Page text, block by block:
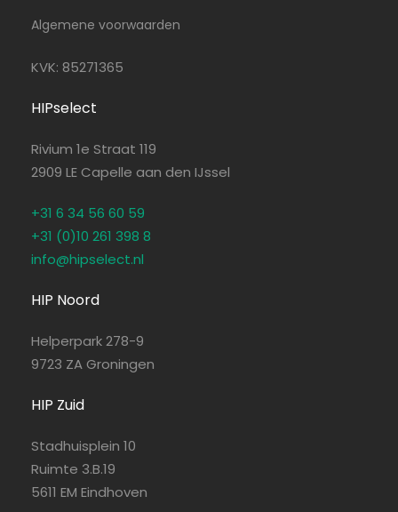
Algemene voorwaarden
KVK: 85271365
HIPselect
Rivium 1e Straat 119
2909 LE Capelle aan den IJssel
+31 6 34 56 60 59
+31 (0)10 261 398 8
info@hipselect.nl
HIP Noord
Helperpark 278-9
9723 ZA Groningen
HIP Zuid
Stadhuisplein 10
Ruimte 3.B.19
5611 EM Eindhoven